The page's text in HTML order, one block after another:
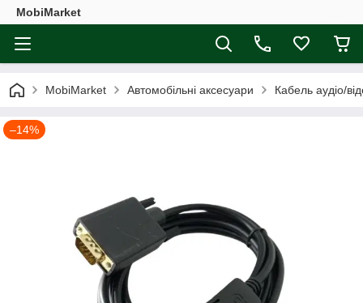
MobiMarket
MobiMarket Автомобільні аксесуари Кабель аудіо/
–14%